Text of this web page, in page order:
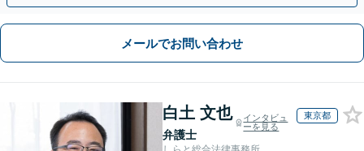
メールでお問い合わせ
白土 文也
弁護士
インタビュ
ーを見る
東京都